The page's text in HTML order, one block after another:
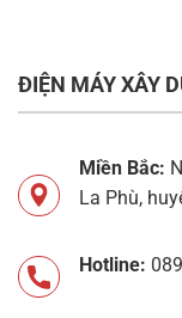
ĐIỆN MÁY XÂY
Miền Bắc:
La Phù,
Hotline: